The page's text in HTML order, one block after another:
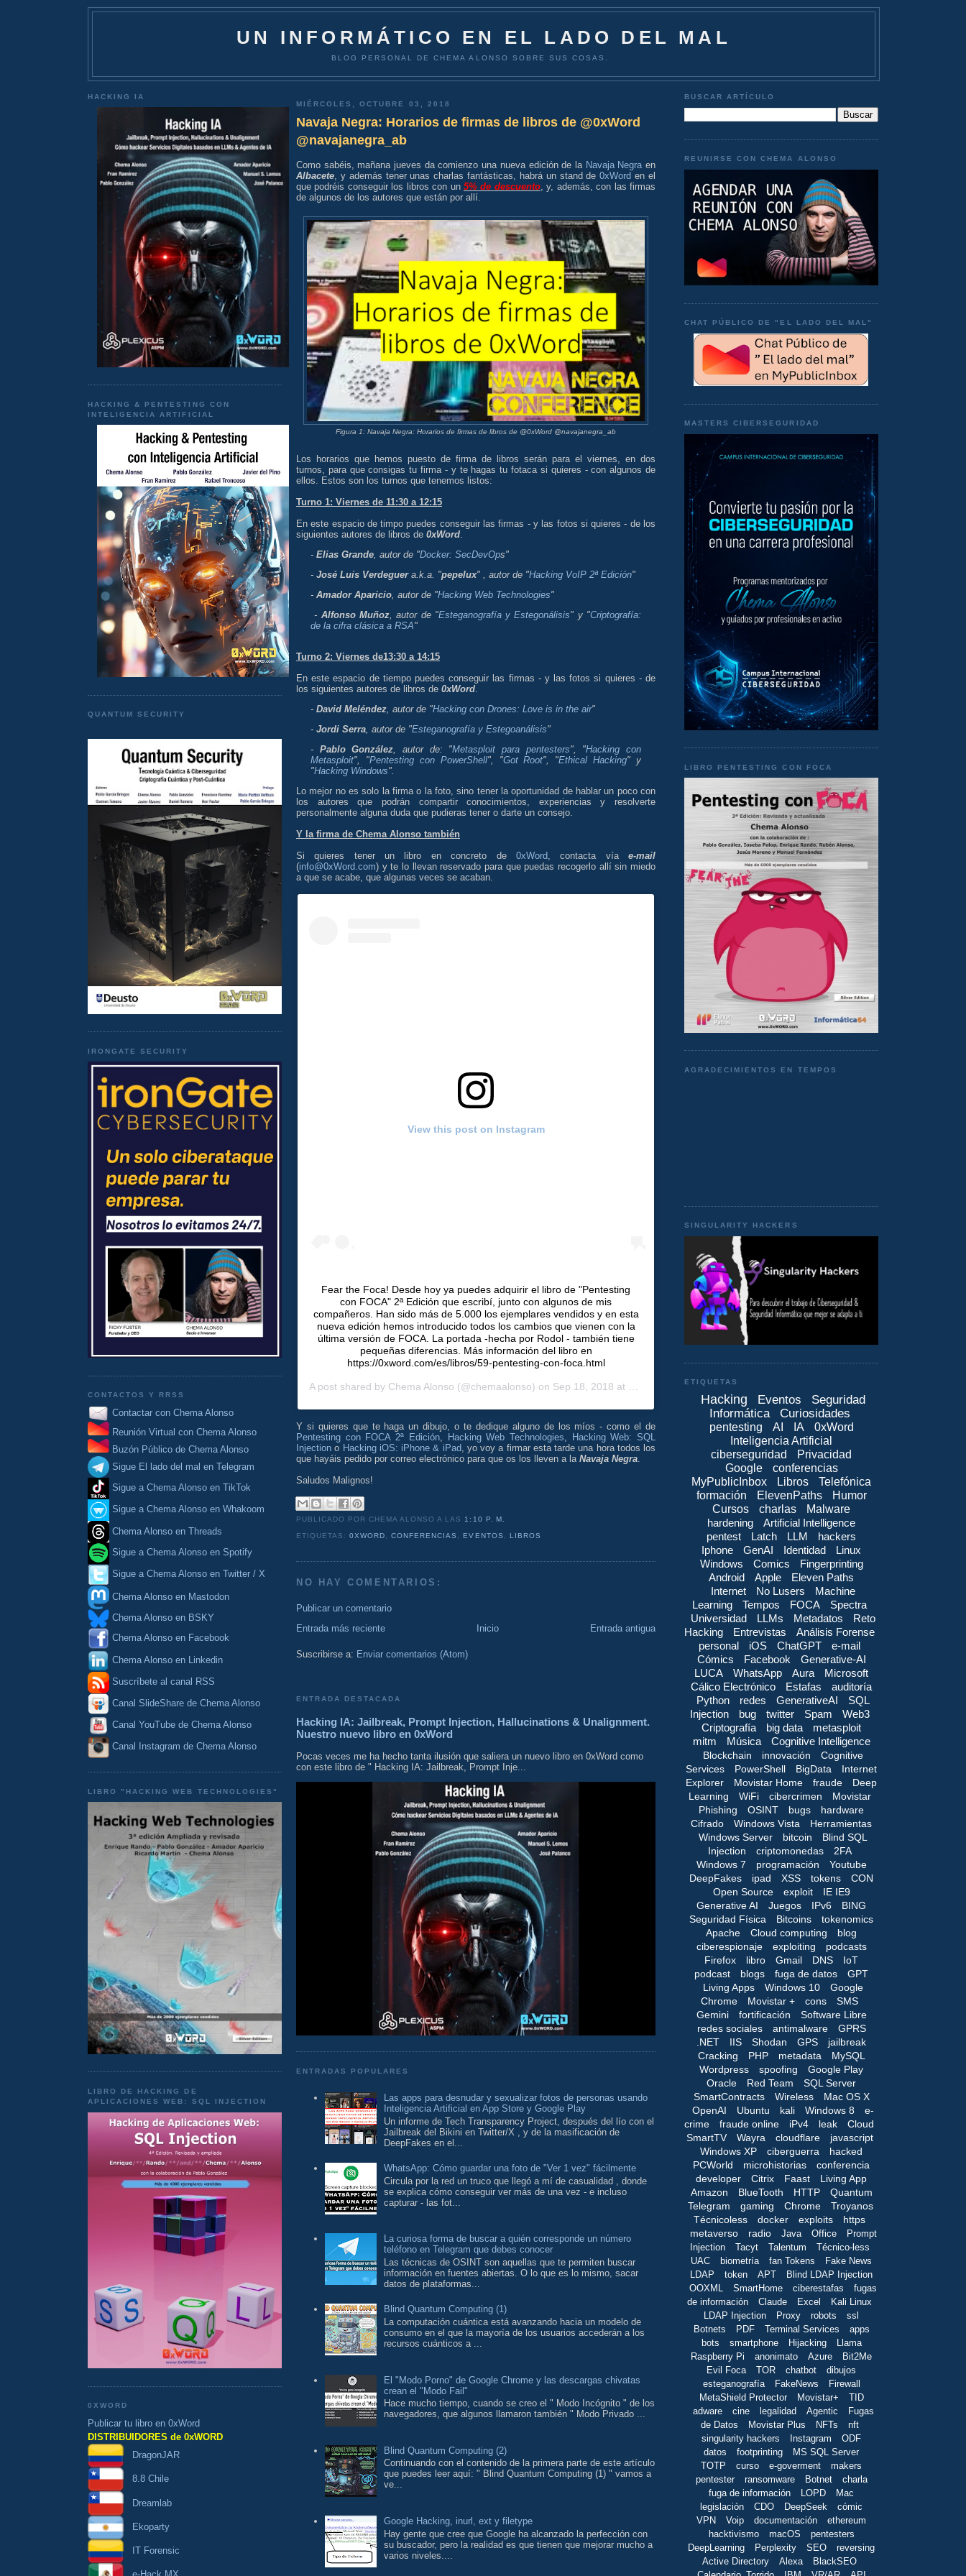
UN INFORMÁTICO EN EL LADO DEL MAL
BLOG PERSONAL DE CHEMA ALONSO SOBRE SUS COSAS.
HACKING IA
HACKING & PENTESTING CON
INTELIGENCIA ARTIFICIAL
QUANTUM SECURITY
IRONGATE SECURITY
CONTACTOS Y RRSS
Contactar con Chema Alonso
Reunión Virtual con Chema Alonso
Buzón Público de Chema Alonso
Sigue El lado del mal en Telegram
Sigue a Chema Alonso en TikTok
Sigue a Chema Alonso en Whakoom
Chema Alonso en Threads
Sigue a Chema Alonso en Spotify
Sigue a Chema Alonso en Twitter / X
Chema Alonso en Mastodon
Chema Alonso en BSKY
Chema Alonso en Facebook
Chema Alonso en Linkedin
Suscríbete al canal RSS
Canal SlideShare de Chema Alonso
Canal YouTube de Chema Alonso
Canal Instagram de Chema Alonso
LIBRO "HACKING WEB TECHNOLOGIES"
LIBRO DE HACKING DE
APLICACIONES WEB: SQL INJECTION
0XWORD
Publicar tu libro en 0xWord
DISTRIBUIDORES de 0xWORD
DragonJAR
8.8 Chile
Dreamlab
Ekoparty
IT Forensic
MIÉRCOLES, OCTUBRE 03, 2018
Navaja Negra: Horarios de firmas de libros de @0xWord
@navajanegra_ab
Como sabéis, mañana jueves da comienzo una nueva edición de la Navaja Negra en
Albacete , y además tener unas charlas fantásticas, habrá un stand de0xWord en el
que podréis conseguir los libros con un 5% de descuento, y, además, con las firmas
de algunos de los autores que están por allí.
Figura 1: Navaja Negra: Horarios de firmas de libros de @0xWord @navajanegra_ab
Los horarios que hemos puesto de firma de libros serán para el viernes, en dos
turnos, para que consigas tu firma - y te hagas tu fotaca si quieres - con algunos de
ellos. Estos son los turnos que tenemos listos:
Turno 1: Viernes de 11:30 a 12:15
En este espacio de timpo puedes conseguir las firmas - y las fotos si quieres - de los
siguientes autores de libros de 0xWord.
- Elias Grande, autor de "Docker: SecDevOps"
- José Luis Verdeguera.k.a. "pepelux" , autor de "Hacking VoIP 2ª Edición"
- Amador Aparicio, autor de "Hacking Web Technologies"
- Alfonso Muñoz, autor de "Esteganografía y Estegonálisis" y "Criptografía:
de la cifra clásica a RSA"
Turno 2: Viernes de13:30 a 14:15
En este espacio de tiempo puedes conseguir las firmas - y las fotos si quieres - de
los siguientes autores de libros de 0xWord.
- David Meléndez, autor de "Hacking con Drones: Love is in the air"
- Jordi Serra, autor de "Esteganografía y Estegoanálisis"
- Pablo González, autor de: "Metasploit para pentesters", "Hacking con
Metasploit", "Pentesting con PowerShell", "Got Root", "Ethical Hacking" y
"Hacking Windows".
Lo mejor no es solo la firma o la foto, sino tener la oportunidad de hablar un poco con
los autores que podrán compartir conocimientos, experiencias y resolverte
personalmente alguna duda que pudieras tener o darte un consejo.
Y la firma de Chema Alonso también
Si quieres tener un libro en concreto de 0xWord, contacta víae-mail
(info@0xWord.com) y te lo llevan reservado para que puedas recogerlo allí sin miedo
a que se acabe, que algunas veces se acaban.
View this post on Instagram
Fear the Foca! Desde hoy ya puedes adquirir el libro de "Pentesting
con FOCA" 2ª Edición que escribí, junto con algunos de mis
compañeros. Han sido más de 5.000 los ejemplares vendidos y en esta
nueva edición hemos introducido todos los cambios que vienen con la
última versión de FOCA. La portada -hecha por Rodol - también tiene
pequeñas diferencias. Más información del libro en
https://0xword.com/es/libros/59-pentesting-con-foca.html
A post shared by Chema Alonso (@chemaalonso) on Sep 18, 2018 at 9:48pm PDT
Y si quieres que te haga un dibujo, o te dedique alguno de los míos - como el de
Pentesting con FOCA 2ª Edición, Hacking Web Technologies
Hacking Web: SQL
Injection o Hacking iOS: iPhone & iPad , yo voy a firmar esta tarde una hora todos los
que hayáis pedido por correo electrónico para que os los lleven a la Navaja Negra
Saludos Malignos!
PUBLICADO POR CHEMA ALONSOA LAS 1:10 P. M.
ETIQUETAS:0XWORD,CONFERENCIAS , EVENTOS , LIBROS
NO HAY COMENTARIOS:
Publicar un comentario
Entrada más reciente
Entrada antigua
Inicio
Suscribirse a: Enviar comentarios (Atom)
ENTRADA DESTACADA
Hacking IA: Jailbreak, Prompt Injection, Hallucinations & Unalignment.
Nuestro nuevo libro en 0xWord
Pocas veces me ha hecho tanta ilusión que saliera un nuevo libro en 0xWord como
con este libro de " Hacking IA: Jailbreak, Prompt Inje...
ENTRADAS POPULARES
Las apps para desnudar y sexualizar fotos de personas usando
Inteligencia Artificial en App Store y Google Play
Un informe de Tech Transparency Project, después del lío con el
Jailbreak del Bikini en Twitter/X , y de la masificación de
DeepFakes en el...
WhatsApp: Cómo guardar una foto de "Ver 1 vez" fácilmente
Circula por la red un truco que llegó a mí de casualidad , donde
se explica cómo conseguir ver más de una vez - e incluso
capturar - las fot...
La curiosa forma de buscar a quién corresponde un número
teléfono en Telegram que debes conocer
Las técnicas de OSINT son aquellas que te permiten buscar
información en fuentes abiertas. O lo que es lo mismo, sacar
datos de plataformas...
Blind Quantum Computing (1)
La computación cuántica está avanzando hacia un modelo de
consumo en el que la mayoría de los usuarios accederán a los
recursos cuánticos a ...
El "Modo Porno" de Google Chrome y las descargas chivatas
crean el "Modo Fail"
Hace mucho tiempo, cuando se creo el " Modo Incógnito " de los
navegadores, que algunos llamaron también " Modo Privado ...
Blind Quantum Computing (2)
Continuando con el contenido de la primera parte de este artículo
que puedes leer aquí: " Blind Quantum Computing (1) " vamos a
ve...
Google Hacking, inurl, ext y filetype
Hay gente que cree que Google ha alcanzado la perfección con
su buscador, pero la realidad es que tienen que mejorar mucho a
varios niveles....
BUSCAR ARTÍCULO
REUNIRSE CON CHEMA ALONSO
CHAT PÚBLICO DE "EL LADO DEL MAL"
MASTERS CIBERSEGURIDAD
LIBRO PENTESTING CON FOCA
AGRADECIMIENTOS EN TEMPOS
SINGULARITY HACKERS
ETIQUETAS
Hacking Eventos
Seguridad
Informática
Curiosidades
pentesting AI IA
0xWord
Inteligencia Artificial
ciberseguridad
Privacidad
Google
conferencias
MyPublicInbox
Libros
Telefónica
formación
ElevenPaths
Humor
Cursos
charlas
Malware
hardening
Artificial Intelligence
pentest
Latch LLM
hackers
Iphone
GenAI Identidad
Linux
Windows
Comics
Fingerprinting
Android
Apple
Eleven Paths
Internet
No Lusers
Machine
Learning
Tempos FOCA
Spectra
Universidad
LLMs Metadatos
Reto
Hacking
Entrevistas
Análisis Forense
personal
iOS ChatGPT
e-mail
Cómics
Facebook
Generative-AI
LUCA
WhatsApp Aura
Microsoft
Cálico Electrónico
Estafas
auditoría
Python
redes GenerativeAI
SQL
Injection
bug twitter Spam
Web3
Criptografía
big data
metasploit
mitm
Música Cognitive Intelligence
Blockchain innovación
Cognitive
Services
PowerShell BigData
Internet
Explorer
Movistar Home fraude
Deep
Learning
WiFi cibercrimen
Movistar
Phishing
OSINT bugs
hardware
Cifrado
Windows Vista
Herramientas
Windows Server
bitcoin
Blind SQL
Injection
criptomonedas
2FA
Windows 7
programación
Youtube
DeepFakes
ipad XSS tokens
CON
Open Source
exploit
IE IE9
Generative AI
Juegos IPv6
BING
Seguridad Física
Bitcoins
tokenomics
Apache
Cloud computing
blog
ciberespionaje
exploiting
podcasts
Firefox
libro Gmail DNS
IoT
podcast
blogs fuga de datos
GPT
Living Apps
Windows 10
Google
Chrome
Movistar + cons
SMS
Gemini
fortificación
Software Libre
redes sociales
antimalware
GPRS
.NET
IIS Shodan GPS
jailbreak
Cracking
PHP metadata
MySQL
Wordpress
spoofing
Google Play
Oracle
Red Team
SQL Server
SmartContracts
Wireless
Mac OS X
OpenAI
Ubuntu kali Windows 8
e-
crime
fraude online iPv4 leak
Cloud
SmartTV
Wayra cloudflare
javascript
Windows XP
ciberguerra
hacked
PCWorld
microhistorias
conferencia
developer
Citrix Faast
Living App
Amazon
BlueTooth HTTP
Quantum
Telegram
gaming Chrome
Troyanos
Técnicoless
docker exploits
https
metaverso
radio Java Office
Prompt
Injection
Tacyt Talentum
Técnico-less
UAC
biometría fan Tokens
Fake News
LDAP
token APT
Blind LDAP Injection
OOXML
SmartHome ciberestafas
fugas
de información
Claude Excel
Kali Linux
LDAP Injection
Proxy robots
ssl
Botnets
PDF Terminal Services
apps
bots
smartphone Hijacking
Llama
Raspberry Pi
anonimato Azure
Bit2Me
Evil Foca
TOR chatbot
dibujos
esteganografía
FakeNews
Firewall
MetaShield Protector
Movistar+
TID
adware
cine legalidad Agentic
Fugas
de Datos
Movistar Plus NFTs
nft
singularity hackers
Instagram
ODF
datos
footprinting
MS SQL Server
TOTP
curso e-goverment
makers
pentester
ransomware Botnet
charla
fuga de información
LOPD
Mac
legislación
CDO DeepSeek
cómic
VPN
Voip documentación
ethereum
hacktivismo
macOS
pentesters
DeepLearning
Perplexity SEO
reversing
Active Directory
Alexa
BlackSEO